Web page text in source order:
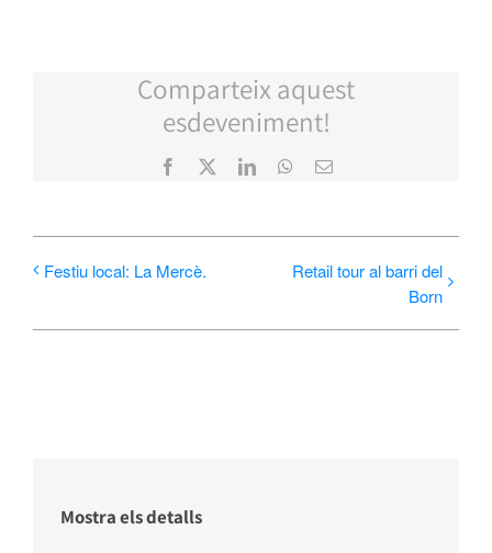
Comparteix aquest
esdeveniment!
Facebook LinkedInWhatsApp
Email:
Festiu local: La Mercè.
Retail tour al barri del
Born
Mostra els detalls